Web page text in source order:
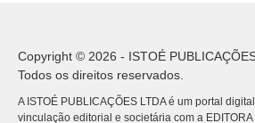
Copyright © 2026 - ISTOÉ
Todos os direitos reservados.
A ISTOÉ PUBLICAÇÕES LTDA é um portal
vinculação editorial e societária com a